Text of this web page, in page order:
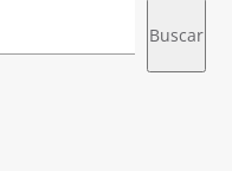
Buscar